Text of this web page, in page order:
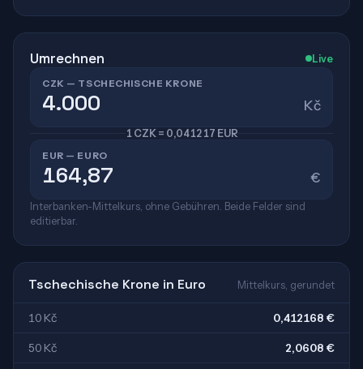
Umrechnen Live
CZK — TSCHECHISCHE KRONE
Kč
1 CZK = 0,041217 EUR
EUR — EURO
€
Interbanken-Mittelkurs, ohne Gebühren. Beide Felder sind
editierbar.
Tschechische Krone in Euro Mittelkurs, gerundet
10 Kč 0,412168 €
50 Kč 2,0608 €